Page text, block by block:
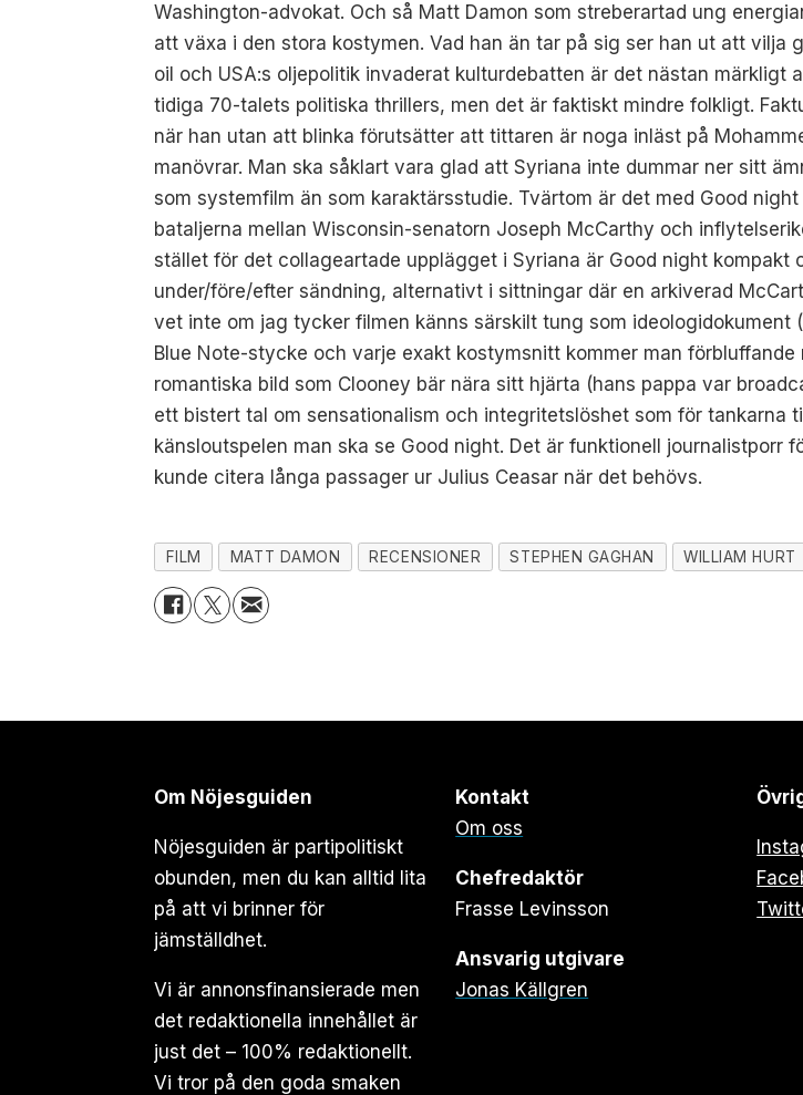
Washington-advokat. Och så Matt Damon som streberartad ung
att växa i den stora kostymen. Vad han än tar på sig ser han ut att vilja
oil och USA:s oljepolitik invaderat kulturdebatten är det nästan
tidiga 70-talets politiska thrillers, men det är faktiskt mindre folkligt.
när han utan att blinka förutsätter att tittaren är noga inläst på
manövrar. Man ska såklart vara glad att Syriana inte dummar ner sitt
som systemfilm än som karaktärsstudie. Tvärtom är det med Good
bataljerna mellan Wisconsin-senatorn Joseph McCarthy och
stället för det collageartade upplägget i Syriana är Good night kompakt
under/före/efter sändning, alternativt i sittningar där en arkiverad
vet inte om jag tycker filmen känns särskilt tung som
Blue Note-stycke och varje exakt kostymsnitt kommer man
romantiska bild som Clooney bär nära sitt hjärta (hans pappa var
ett bistert tal om sensationalism och integritetslöshet som för tankarna
känsloutspelen man ska se Good night. Det är funktionell
kunde citera långa passager ur Julius Ceasar när det behövs.
FILM MATT DAMON RECENSIONER STEPHEN GAGHAN WILLIAM HURT
Om Nöjesguiden
Nöjesguiden är partipolitiskt
obunden, men du kan alltid lita
på att vi brinner för
jämställdhet.
Vi är annonsfinansierade men
det redaktionella innehållet är
just det – 100% redaktionellt.
Vi tror på den goda smaken
Kontakt
Om oss
Chefredaktör
Frasse Levinsson
Ansvarig utgivare
Jonas Källgren